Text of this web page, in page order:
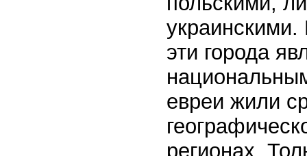
эти города
евреи жили
регионах.